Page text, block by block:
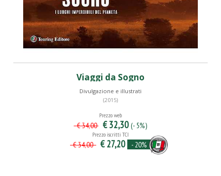
Viaggi da Sogno
Divulgazione e illustrati
(2015)
Prezzo web
€ 34,00 € 32,30 (- 5%)
Prezzo iscritti TCI
€ 34,00 € 27,20 - 20%